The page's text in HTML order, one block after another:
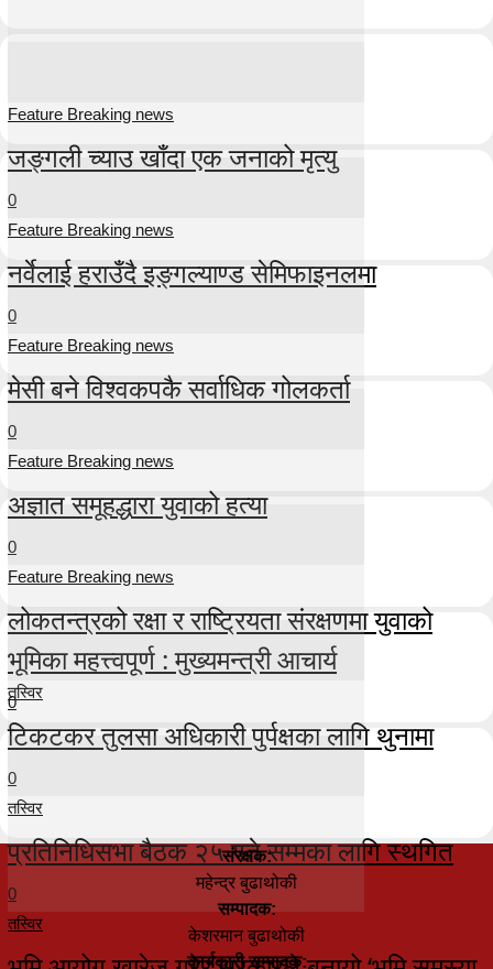
Feature Breaking news
जङ्गली च्याउ खाँदा एक जनाको मृत्यु
0
Feature Breaking news
नर्वेलाई हराउँदै इङ्गल्याण्ड सेमिफाइनलमा
0
Feature Breaking news
मेसी बने विश्वकपकै सर्वाधिक गोलकर्ता
0
Feature Breaking news
अज्ञात समूहद्धारा युवाको हत्या
0
Feature Breaking news
लोकतन्त्रको रक्षा र राष्ट्रियता संरक्षणमा युवाको
भूमिका महत्त्वपूर्ण : मुख्यमन्त्री आचार्य
0
तस्विर
टिकटकर तुलसा अधिकारी पुर्पक्षका लागि थुनामा
0
तस्विर
प्रतिनिधिसभा बैठक २५ गते सम्मका लागि स्थगित
0
तस्विर
संरक्षक:
महेन्द्र बुढाथोकी
सम्पादक:
केशरमान बुढाथोकी
कार्यकारी सम्पादक: